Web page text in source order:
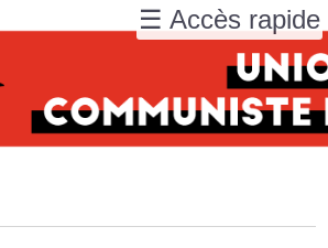
☰ Accès rapide